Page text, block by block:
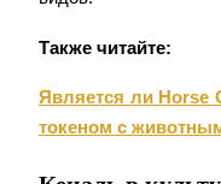
Также читайте:
Является ли
токеном с